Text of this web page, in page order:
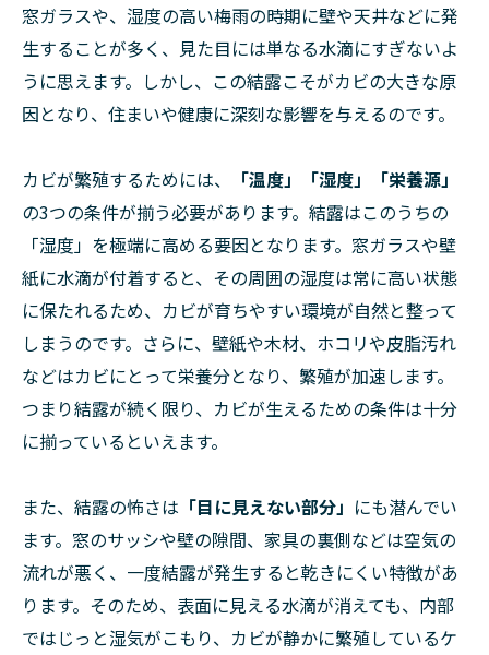
窓ガラスや、湿度の高い梅雨の時期に壁や天井などに発
生することが多く、見た目には単なる水滴にすぎないよ
うに思えます。しかし、この結露こそがカビの大きな原
因となり、住まいや健康に深刻な影響を与えるのです。
カビが繁殖するためには、
「温度」「湿度」「栄養源」
の3つの条件が揃う必要があります。結露はこのうちの
「湿度」を極端に高める要因となります。窓ガラスや壁
紙に水滴が付着すると、その周囲の湿度は常に高い状態
に保たれるため、カビが育ちやすい環境が自然と整って
しまうのです。さらに、壁紙や木材、ホコリや皮脂汚れ
などはカビにとって栄養分となり、繁殖が加速します。
つまり結露が続く限り、カビが生えるための条件は十分
に揃っているといえます。
また、結露の怖さは 「目に見えない部分」 にも潜んでい
ます。窓のサッシや壁の隙間、家具の裏側などは空気の
流れが悪く、一度結露が発生すると乾きにくい特徴があ
ります。そのため、表面に見える水滴が消えても、内部
ではじっと湿気がこもり、カビが静かに繁殖しているケ